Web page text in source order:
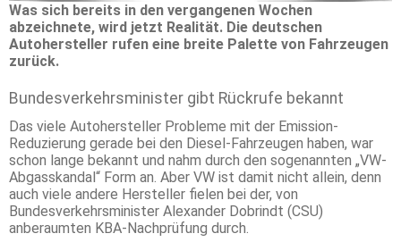
Was sich bereits in den vergangenen Wochen
abzeichnete, wird jetzt Realität. Die deutschen
Autohersteller rufen eine breite Palette von Fahrzeugen
zurück.
Bundesverkehrsminister gibt Rückrufe bekannt
Das viele Autohersteller Probleme mit der Emission-
Reduzierung gerade bei den Diesel-Fahrzeugen haben, war
schon lange bekannt und nahm durch den sogenannten „VW-
Abgasskandal“ Form an. Aber VW ist damit nicht allein, denn
auch viele andere Hersteller fielen bei der, von
Bundesverkehrsminister Alexander Dobrindt (CSU)
anberaumten KBA-Nachprüfung durch.